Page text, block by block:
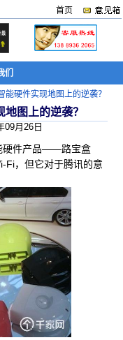
首页
们
能硬件实现地图上的逆袭？
图上的逆袭？
09月26日
硬件产品——路宝盒
Fi，但它对于腾讯的意